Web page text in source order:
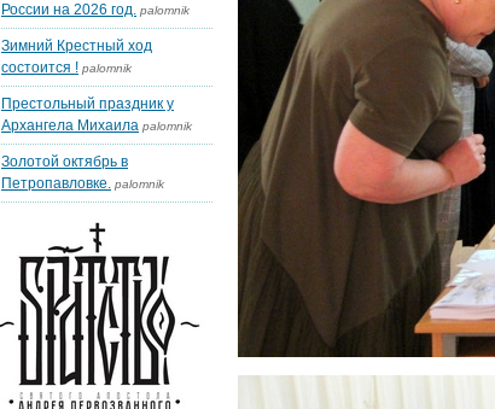
России на 2026 год. palomnik
Зимний Крестный ход
состоится ! palomnik
Престольный праздник у
Архангела Михаила palomnik
Золотой октябрь в
Петропавловке. palomnik